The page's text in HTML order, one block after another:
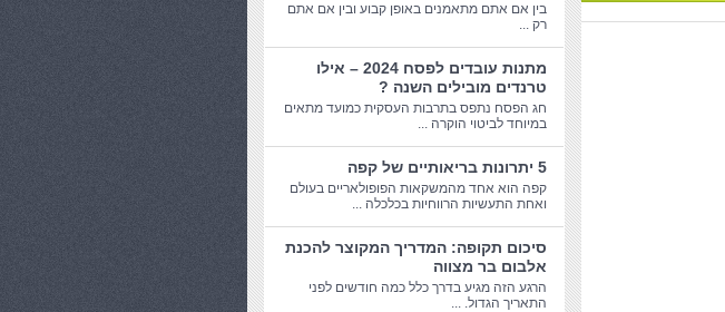
בין אם אתם מתאמנים באופן קבוע ובין אם אתם
רק ...
מתנות עובדים לפסח 2024 – אילו
טרנדים מובילים השנה ?
חג הפסח נתפס בתרבות העסקית כמועד מתאים
במיוחד לביטוי הוקרה ...
5 יתרונות בריאותיים של קפה
קפה הוא אחד מהמשקאות הפופולאריים בעולם
ואחת התעשיות הרווחיות בכלכלה ...
סיכום תקופה: המדריך המקוצר להכנת
אלבום בר מצווה
הרגע הזה מגיע בדרך כלל כמה חודשים לפני
התאריך הגדול. ...